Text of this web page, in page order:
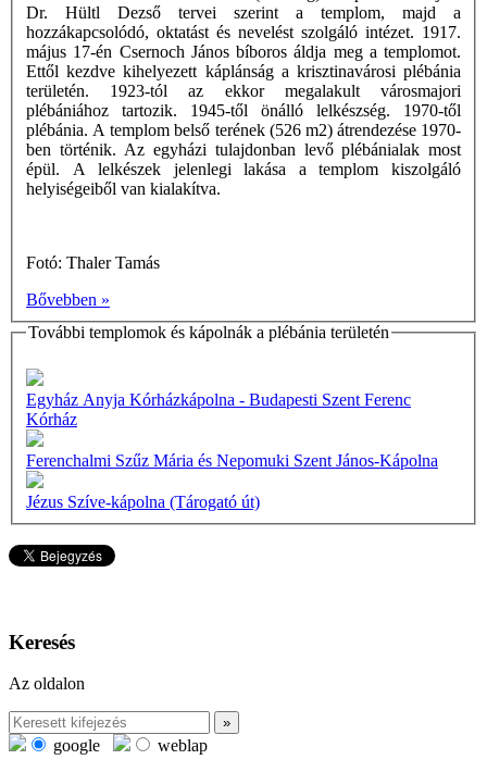
Dr. Hültl Dezső tervei szerint a templom, majd a
hozzákapcsolódó, oktatást és nevelést szolgáló intézet. 1917.
május 17-én Csernoch János bíboros áldja meg a templomot.
Ettől kezdve kihelyezett káplánság a krisztinavárosi plébánia
területén. 1923-tól az ekkor megalakult városmajori
plébániához tartozik. 1945-től önálló lelkészség. 1970-től
plébánia. A templom belső terének (526 m2) átrendezése 1970-
ben történik. Az egyházi tulajdonban levő plébánialak most
épül. A lelkészek jelenlegi lakása a templom kiszolgáló
helyiségeiből van kialakítva.
Fotó: Thaler Tamás
Bővebben »
További templomok és kápolnák a plébánia területén
Egyház Anyja Kórházkápolna - Budapesti Szent Ferenc
Kórház
Ferenchalmi Szűz Mária és Nepomuki Szent János-Kápolna
Jézus Szíve-kápolna (Tárogató út)
Keresés
Az oldalon
google
weblap